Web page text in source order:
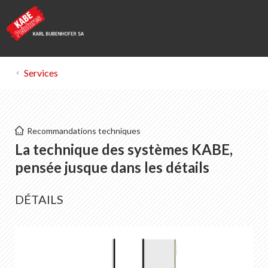
Isolation de façades téchnique et détails
DP Détail périmétrique
SO Détail de socle
Services
Recommandations techniques
La technique des systèmes KABE,
pensée jusque dans les détails
DÉTAILS